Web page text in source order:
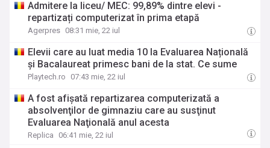
Admitere la liceu/ MEC: 99,89% dintre elevi -
repartizați computerizat în prima etapă
Agerpres 08:31 mie, 22 iul
Elevii care au luat media 10 la Evaluarea Națională
și Bacalaureat primesc bani de la stat. Ce sume
Playtech.ro 07:43 mie, 22 iul
A fost afișată repartizarea computerizată a
absolvenţilor de gimnaziu care au susţinut
Evaluarea Naţională anul acesta
Replica 06:41 mie, 22 iul